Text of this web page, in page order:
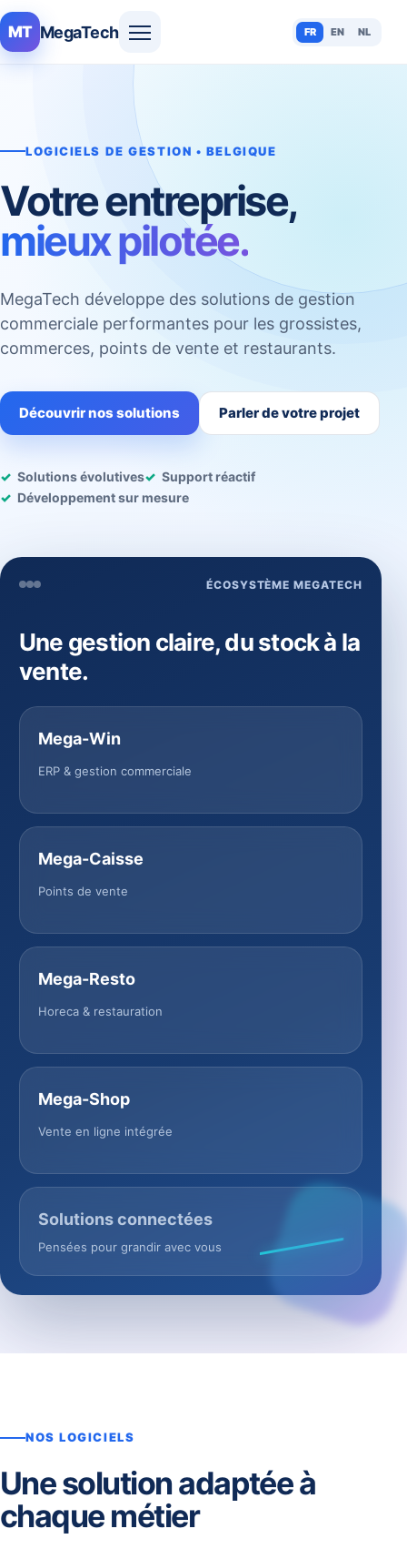
MT MegaTech FR EN NL
LOGICIELS DE GESTION • BELGIQUE
Votre entreprise,
mieux pilotée.
MegaTech développe des solutions de gestion
commerciale performantes pour les grossistes,
commerces, points de vente et restaurants.
Découvrir nos solutions Parler de votre projet
Solutions évolutives
Support réactif
Développement sur mesure
ÉCOSYSTÈME MEGATECH
Une gestion claire, du stock à la
vente.
Mega-Win
ERP & gestion commerciale
Mega-Caisse
Points de vente
Mega-Resto
Horeca & restauration
Mega-Shop
Vente en ligne intégrée
Solutions connectées
Pensées pour grandir avec vous
NOS LOGICIELS
Une solution adaptée à
chaque métier